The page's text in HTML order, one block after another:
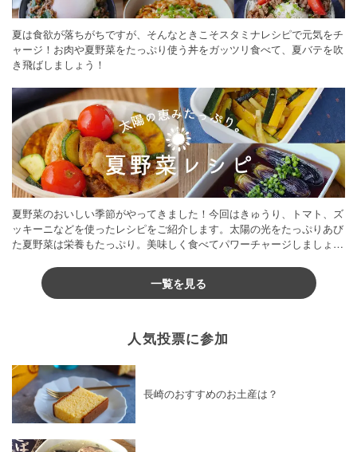
夏は食欲が落ちがちですが、そんなときこそスタミナレシピで元気をチ
ャージ！お肉や夏野菜をたっぷり使う丼をガッツリ食べて、夏バテを吹
き飛ばしましょう！
夏野菜のおいしい季節がやってきました！今回はきゅうり、トマト、ズ
ッキーニなどを使ったレシピをご紹介します。太陽の光をたっぷりあび
た夏野菜は栄養もたっぷり。美味しく食べてパワーチャージしましょう
一覧を見る
人気投票に参加
長崎のおすすめのお土産は？